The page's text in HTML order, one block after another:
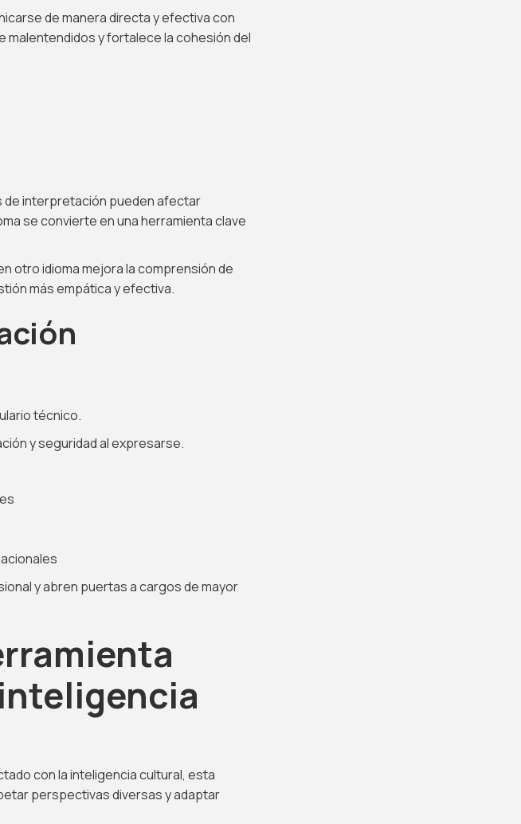
de manera directa y efectiva con
y fortalece la cohesión del
interpretación pueden afectar
se convierte en una herramienta clave
otro idioma mejora la comprensión de
más empática y efectiva.
técnico.
y seguridad al expresarse.
y abren puertas a cargos de mayor
con la inteligencia cultural, esta
perspectivas diversas y adaptar